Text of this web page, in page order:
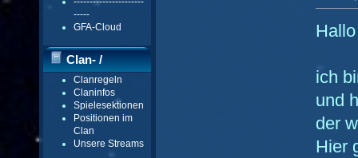
-----
GFA-Cloud
Clan- /
Gildenmenü
Clanregeln
Claninfos
Spielesektionen
Positionen im
Clan
Unsere Streams
ich
und
der
Hier